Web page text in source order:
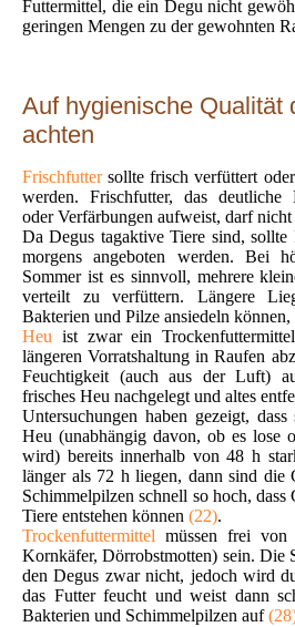
Futtermittel, die ein Degu nicht
geringen Mengen zu der gewohnten
Auf hygienische Qualität
achten
Frischfuttersollte frisch verfüttert
werden. Frischfutter, das deutliche
oder Verfärbungen aufweist, darf
Da Degus tagaktive Tiere sind, sollte
morgens angeboten werden. Bei
Sommer ist es sinnvoll, mehrere
verteilt zu verfüttern. Längere
Bakterien und Pilze ansiedeln
Heu ist zwar ein
längeren Vorratshaltung in Raufen
Feuchtigkeit (auch aus der Luft)
frisches Heu nachgelegt und altes
Untersuchungen haben gezeigt,
Heu (unabhängig davon, ob es lose
wird) bereits innerhalb von 48 h
länger als 72 h liegen, dann sind die
Schimmelpilzen schnell so hoch,
Tiere entstehen können (22).
Trockenfuttermittel müssen frei von
Kornkäfer, Dörrobstmotten) sein. Die
den Degus zwar nicht, jedoch wird
das Futter feucht und weist dann
Bakterien und Schimmelpilzen auf